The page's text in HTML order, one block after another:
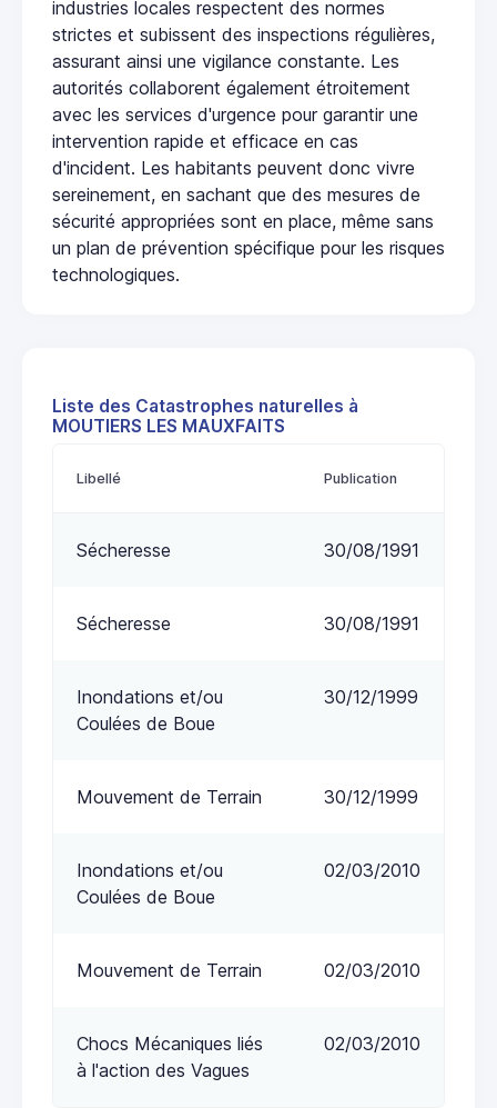
industries locales respectent des normes
strictes et subissent des inspections régulières,
assurant ainsi une vigilance constante. Les
autorités collaborent également étroitement
avec les services d'urgence pour garantir une
intervention rapide et efficace en cas
d'incident. Les habitants peuvent donc vivre
sereinement, en sachant que des mesures de
sécurité appropriées sont en place, même sans
un plan de prévention spécifique pour les risques
technologiques.
Liste des Catastrophes naturelles à
MOUTIERS LES MAUXFAITS
Libellé Publication
Sécheresse 30/08/1991
Sécheresse 30/08/1991
Inondations et/ou
Coulées de Boue
30/12/1999
Mouvement de Terrain 30/12/1999
Inondations et/ou
Coulées de Boue
02/03/2010
Mouvement de Terrain 02/03/2010
Chocs Mécaniques liés
à l'action des Vagues
02/03/2010